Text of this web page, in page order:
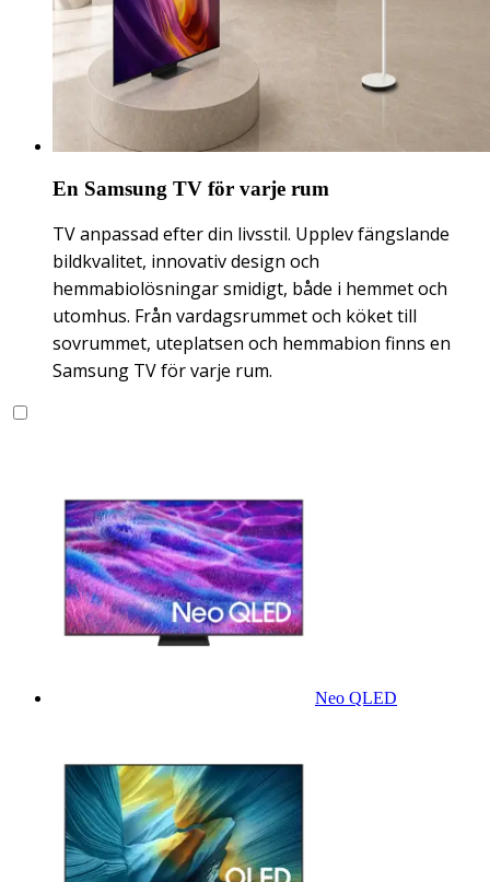
En Samsung TV för varje rum
TV anpassad efter din livsstil. Upplev fängslande
bildkvalitet, innovativ design och
hemmabiolösningar smidigt, både i hemmet och
utomhus. Från vardagsrummet och köket till
sovrummet, uteplatsen och hemmabion finns en
Samsung TV för varje rum.
Neo QLED